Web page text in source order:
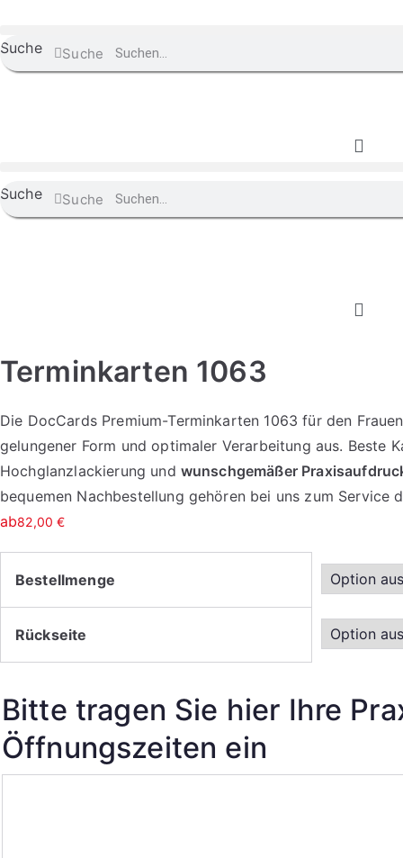
Suche Suche
Suche Suche
Terminkarten 1063
Die DocCards Premium-Terminkarten 1063 für den
gelungener Form und optimaler Verarbeitung aus. Beste
Hochglanzlackierung und wunschgemäßer
bequemen Nachbestellung gehören bei uns zum Service
ab82,00€
Bestellmenge
Rückseite
Bitte tragen Sie hier Ihre
Öffnungszeiten ein